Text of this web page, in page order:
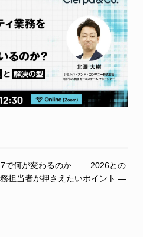
で何が変わるのか ― 2026との
担当者が押さえたいポイント ―